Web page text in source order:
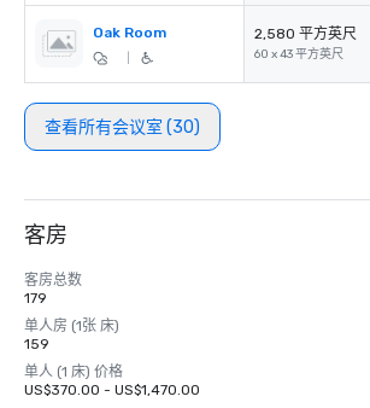
Oak Room 2,580 平方英尺
60 x 43 平方英尺
查看所有会议室 (30)
客房
客房总数
179
单人房 (1张 床)
159
单人 (1 床) 价格
US$370.00 - US$1,470.00